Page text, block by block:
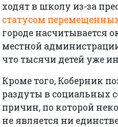
ходят в школу из-за
статусом
городе насчитывается
местной
что тысячи детей уже
Кроме того, Коберник
раздуты в социальных
причин, по которой
не является ни